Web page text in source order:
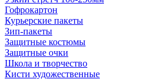
Гофрокартон
Курьерские пакеты
Зип-пакеты
Защитные костюмы
Защитные очки
Школа и творчество
Кисти художественные